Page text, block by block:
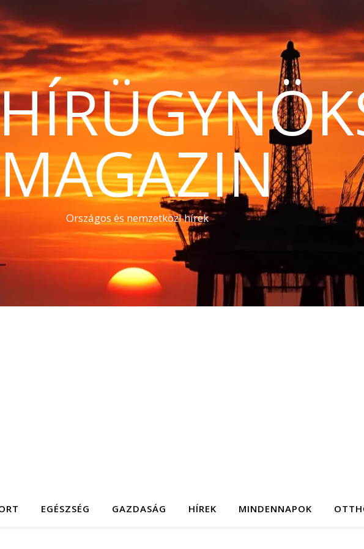
MAGAZIN
Országos és nemzetközi hírek
EGÉSZSÉG GAZDASÁG HÍREK MINDENNAPOK